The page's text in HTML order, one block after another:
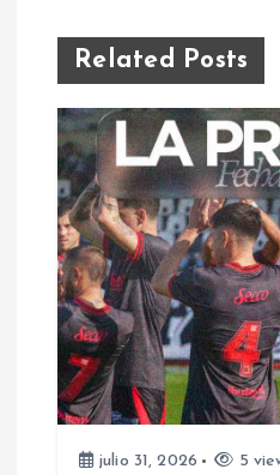
e
g
a
c
ó
n
d
Related Posts
julio 31, 2026 5